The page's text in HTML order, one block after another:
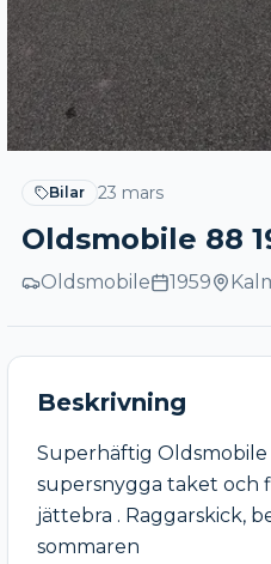
Bilar 23 mars
Oldsmobile 88
Oldsmobile 1959
Beskrivning
Superhäftig Oldsmobile
supersnygga taket och
jättebra . Raggarskick,
sommaren